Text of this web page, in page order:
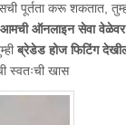
पूर्तता करू शकतात,
आमची ऑनलाइन सेवा वेळेवर
ब्रेडेड होज फिटिंग
स्वतःची खास